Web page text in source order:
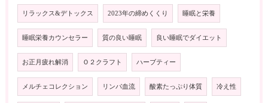
リラックス&デトックス 2023年の締めくくり 睡眠と栄養
睡眠栄養カウンセラー 質の良い睡眠 良い睡眠でダイエット
お正月疲れ解消 Ｏ２クラフト ハーブティー
メルチェコレクション リンパ血流 酸素たっぷり体質 冷え性